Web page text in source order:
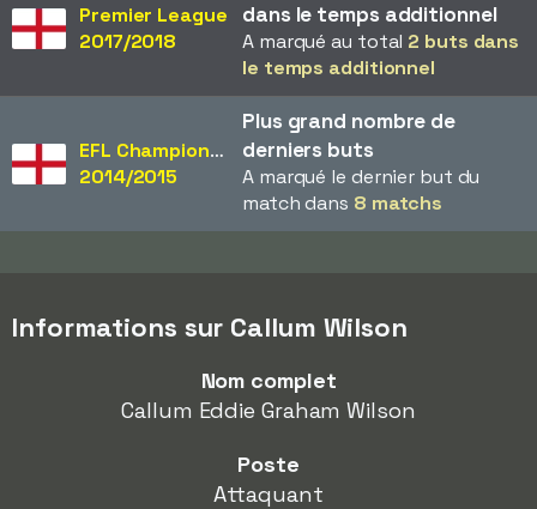
Premier League
2017/2018
dans le temps additionnel
A marqué au total 2 buts dans
le temps additionnel
EFL Championship
2014/2015
Plus grand nombre de
derniers buts
A marqué le dernier but du
match dans 8 matchs
Informations sur Callum Wilson
Nom complet
Callum Eddie Graham Wilson
Poste
Attaquant